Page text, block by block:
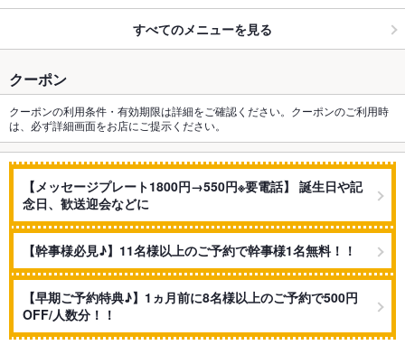
すべてのメニューを見る
クーポン
クーポンの利用条件・有効期限は詳細をご確認ください。クーポンのご利用時
は、必ず詳細画面をお店にご提示ください。
【メッセージプレート1800円→550円※要電話】 誕生日や記
念日、歓送迎会などに
【幹事様必見♪】11名様以上のご予約で幹事様1名無料！！
【早期ご予約特典♪】1ヵ月前に8名様以上のご予約で500円
OFF/人数分！！